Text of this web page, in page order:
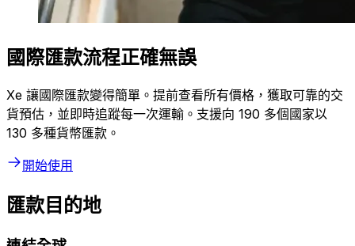
國際匯款流程正確無誤
Xe 讓國際匯款變得簡單。提前查看所有價格，獲取可靠的交
貨預估，並即時追蹤每一次運輸。支援向 190 多個國家以
130 多種貨幣匯款。
開始使用
匯款目的地